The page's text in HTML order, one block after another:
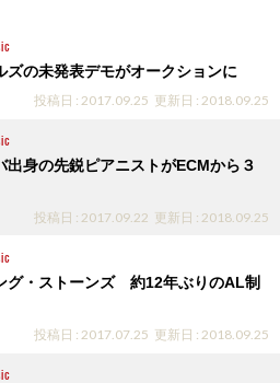
ズの未発表デモがオークションに
投稿日 : 2017.09.25 更新日 : 2018.09.25
出身の先鋭ピアニストがECMから３
投稿日 : 2017.09.22 更新日 : 2018.09.25
グ・ストーンズ 約12年ぶりのAL制
投稿日 : 2017.07.25 更新日 : 2018.09.25